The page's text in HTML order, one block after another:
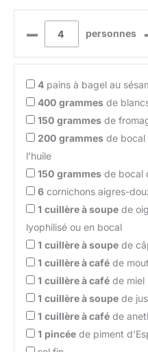
– personnes
4 pains à bagel au
400 grammes de
150 grammes de
200 grammes de bocal
l’huile
150 grammes de bocal
6 cornichons aigres-
1 cuillère à soupe de
lyophilisé ou en bocal
1 cuillère à soupe de
1 cuillère à café de
1 cuillère à café de miel
1 cuillère à soupe de
1 cuillère à café de
1 pincée de piment